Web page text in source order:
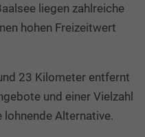
liegen zahlreiche
hohen Freizeitwert
23 Kilometer entfernt
und einer Vielzahl
Alternative.